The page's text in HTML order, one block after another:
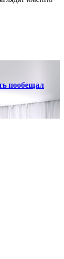
пообещал